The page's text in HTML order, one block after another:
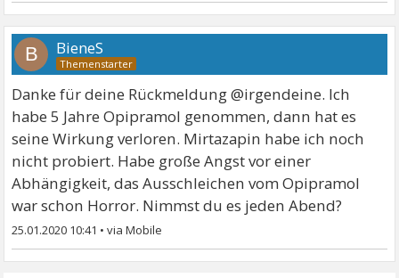
B BieneS
Danke für deine Rückmeldung @irgendeine. Ich
habe 5 Jahre Opipramol genommen, dann hat es
seine Wirkung verloren. Mirtazapin habe ich noch
nicht probiert. Habe große Angst vor einer
Abhängigkeit, das Ausschleichen vom Opipramol
war schon Horror. Nimmst du es jeden Abend?
25.01.2020 10:41 •